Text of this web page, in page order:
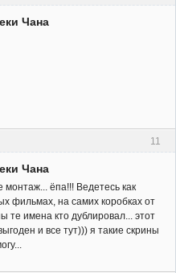
Чана
11
Чана
ёпа!!! Ведетесь как
фильмах, на самих коробках от
те имена кто дублировал... этот
и все тут))) я такие скрины